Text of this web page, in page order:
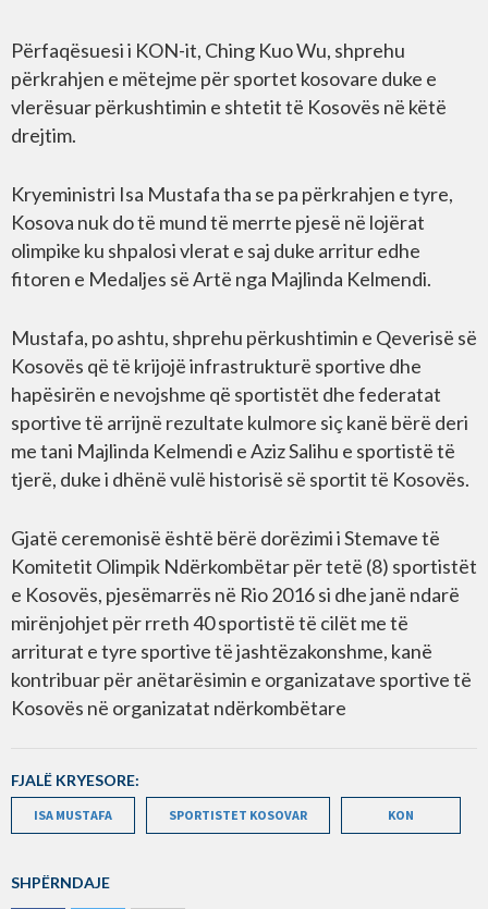
Përfaqësuesi i KON-it, Ching Kuo Wu, shprehu
përkrahjen e mëtejme për sportet kosovare duke e
vlerësuar përkushtimin e shtetit të Kosovës në këtë
drejtim.
Kryeministri Isa Mustafa tha se pa përkrahjen e tyre,
Kosova nuk do të mund të merrte pjesë në lojërat
olimpike ku shpalosi vlerat e saj duke arritur edhe
fitoren e Medaljes së Artë nga Majlinda Kelmendi.
Mustafa, po ashtu, shprehu përkushtimin e Qeverisë së
Kosovës që të krijojë infrastrukturë sportive dhe
hapësirën e nevojshme që sportistët dhe federatat
sportive të arrijnë rezultate kulmore siç kanë bërë deri
me tani Majlinda Kelmendi e Aziz Salihu e sportistë të
tjerë, duke i dhënë vulë historisë së sportit të Kosovës.
Gjatë ceremonisë është bërë dorëzimi i Stemave të
Komitetit Olimpik Ndërkombëtar për tetë (8) sportistët
e Kosovës, pjesëmarrës në Rio 2016 si dhe janë ndarë
mirënjohjet për rreth 40 sportistë të cilët me të
arriturat e tyre sportive të jashtëzakonshme, kanë
kontribuar për anëtarësimin e organizatave sportive të
Kosovës në organizatat ndërkombëtare
FJALË KRYESORE:
ISA MUSTAFA SPORTISTET KOSOVAR KON
SHPËRNDAJE